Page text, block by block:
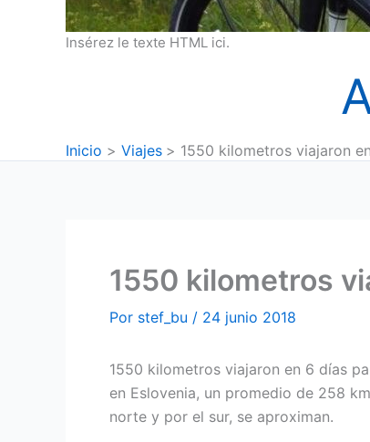
Insérez le texte HTML ici.
Inicio Viajes 1550 kilometros viajaron
1550 kilometros
Por stef_bu / 24 junio 2018
1550 kilometros viajaron en 6 días
en Eslovenia, un promedio de 258
norte y por el sur, se aproximan.